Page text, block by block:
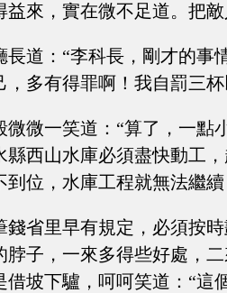
益來，實在微不足道。把
長道：“李科長，剛才的事
，多有得罪啊！我自罰三
微微一笑道：“算了，一點
縣西山水庫必須盡快動工
到位，水庫工程就無法繼
錢省里早有規定，必須按
脖子，一來多得些好處，
借坡下驢，呵呵笑道：“這